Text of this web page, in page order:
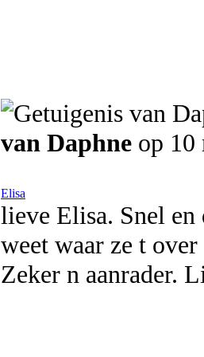
van Daphne op 10
Elisa
lieve Elisa. Snel en
weet waar ze t
Zeker n aanrader.